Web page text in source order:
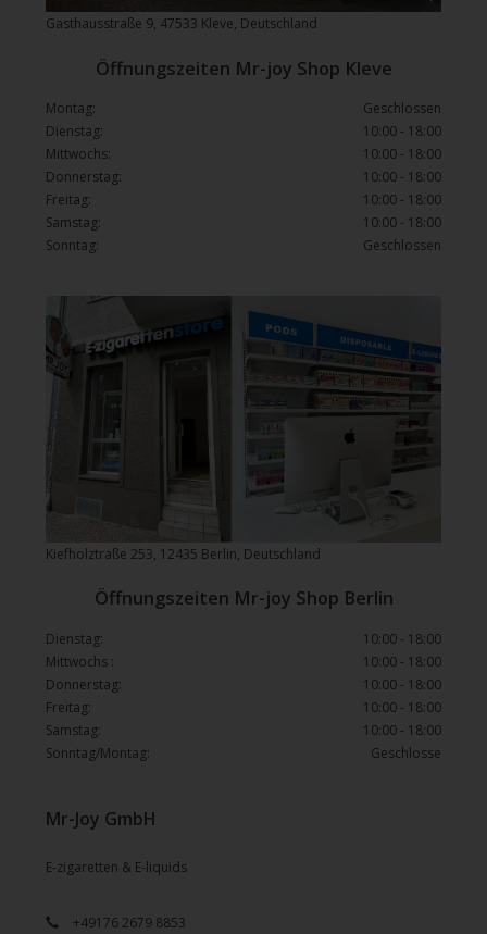
Mr-Joy GmbH
E-zigaretten & E-liquids
+49176 2679 8853
Gasthausstraße 9, 47533 Kleve, Deutschland
Kiefholztraße 253, 12435 Berlin, Deutschland
Öffnungszeiten Mr-joy Shop Kleve
Montag:
Geschlossen
Dienstag:
10:00 - 18:00
Mittwochs:
10:00 - 18:00
Donnerstag:
10:00 - 18:00
Freitag:
10:00 - 18:00
Samstag:
10:00 - 18:00
Sonntag:
Geschlossen
Öffnungszeiten Mr-joy Shop Berlin
Dienstag:
10:00 - 18:00
Mittwochs :
10:00 - 18:00
Donnerstag:
10:00 - 18:00
Freitag:
10:00 - 18:00
Samstag:
10:00 - 18:00
Sonntag/Montag:
Geschlosse